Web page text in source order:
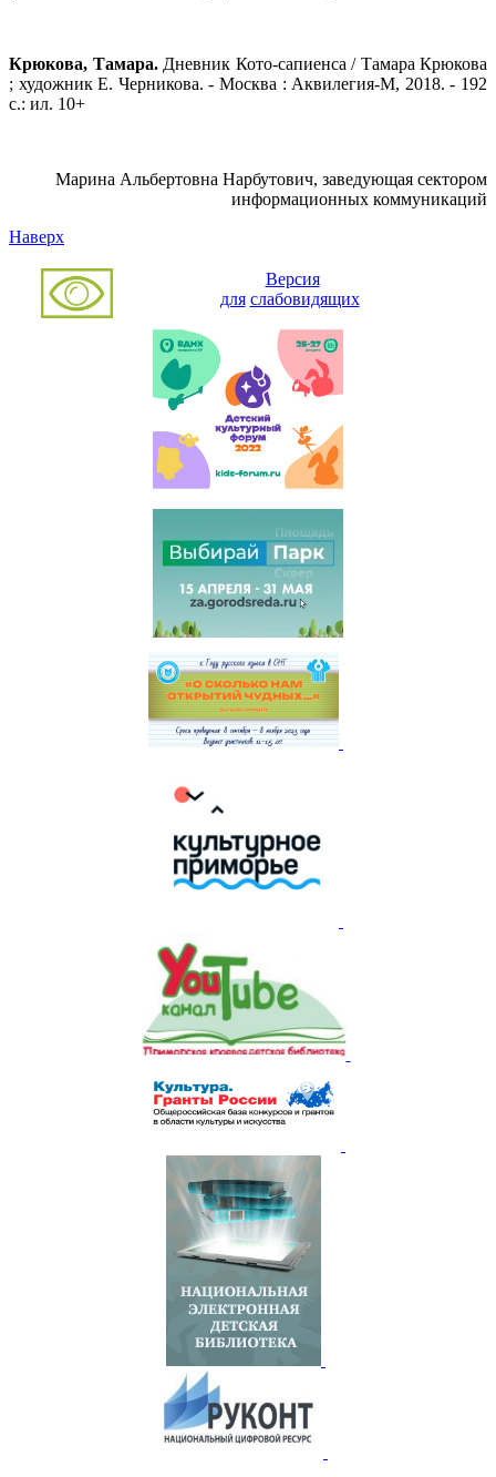
Крюкова, Тамара.Дневник Кото-сапиенса / Тамара Крюкова
; художник Е. Черникова. - Москва : Аквилегия-М, 2018. - 192
с.: ил. 10+
Марина Альбертовна Нарбутович, заведующая сектором
информационных коммуникаций
Наверх
Версия
для слабовидящих